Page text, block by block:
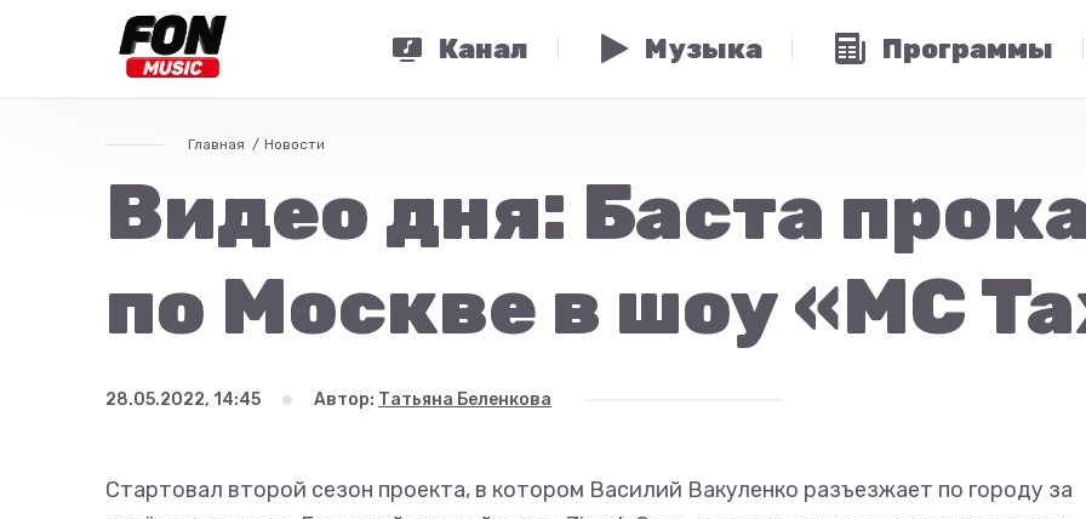
Канал Музыка Программы
Главная Новости
Видео дня: Баста
по Москве в шоу «MC
28.05.2022, 14:45 Автор: Татьяна Беленкова
Стартовал второй сезон проекта, в котором Василий Вакуленко разъезжает по городу за